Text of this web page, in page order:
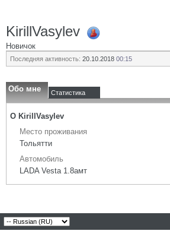
KirillVasylev
Новичок
Последняя активность: 20.10.2018 00:15
Обо мне Статистика
О KirillVasylev
Место проживания
Тольятти
Автомобиль
LADA Vesta 1.8амт